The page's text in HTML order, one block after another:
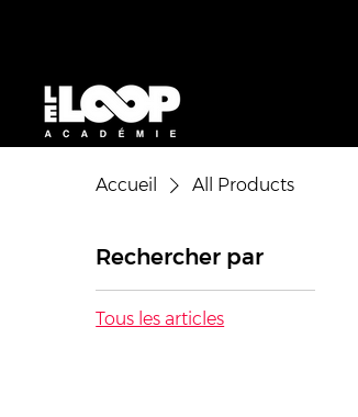
Accueil All Products
Rechercher par
Tous les articles